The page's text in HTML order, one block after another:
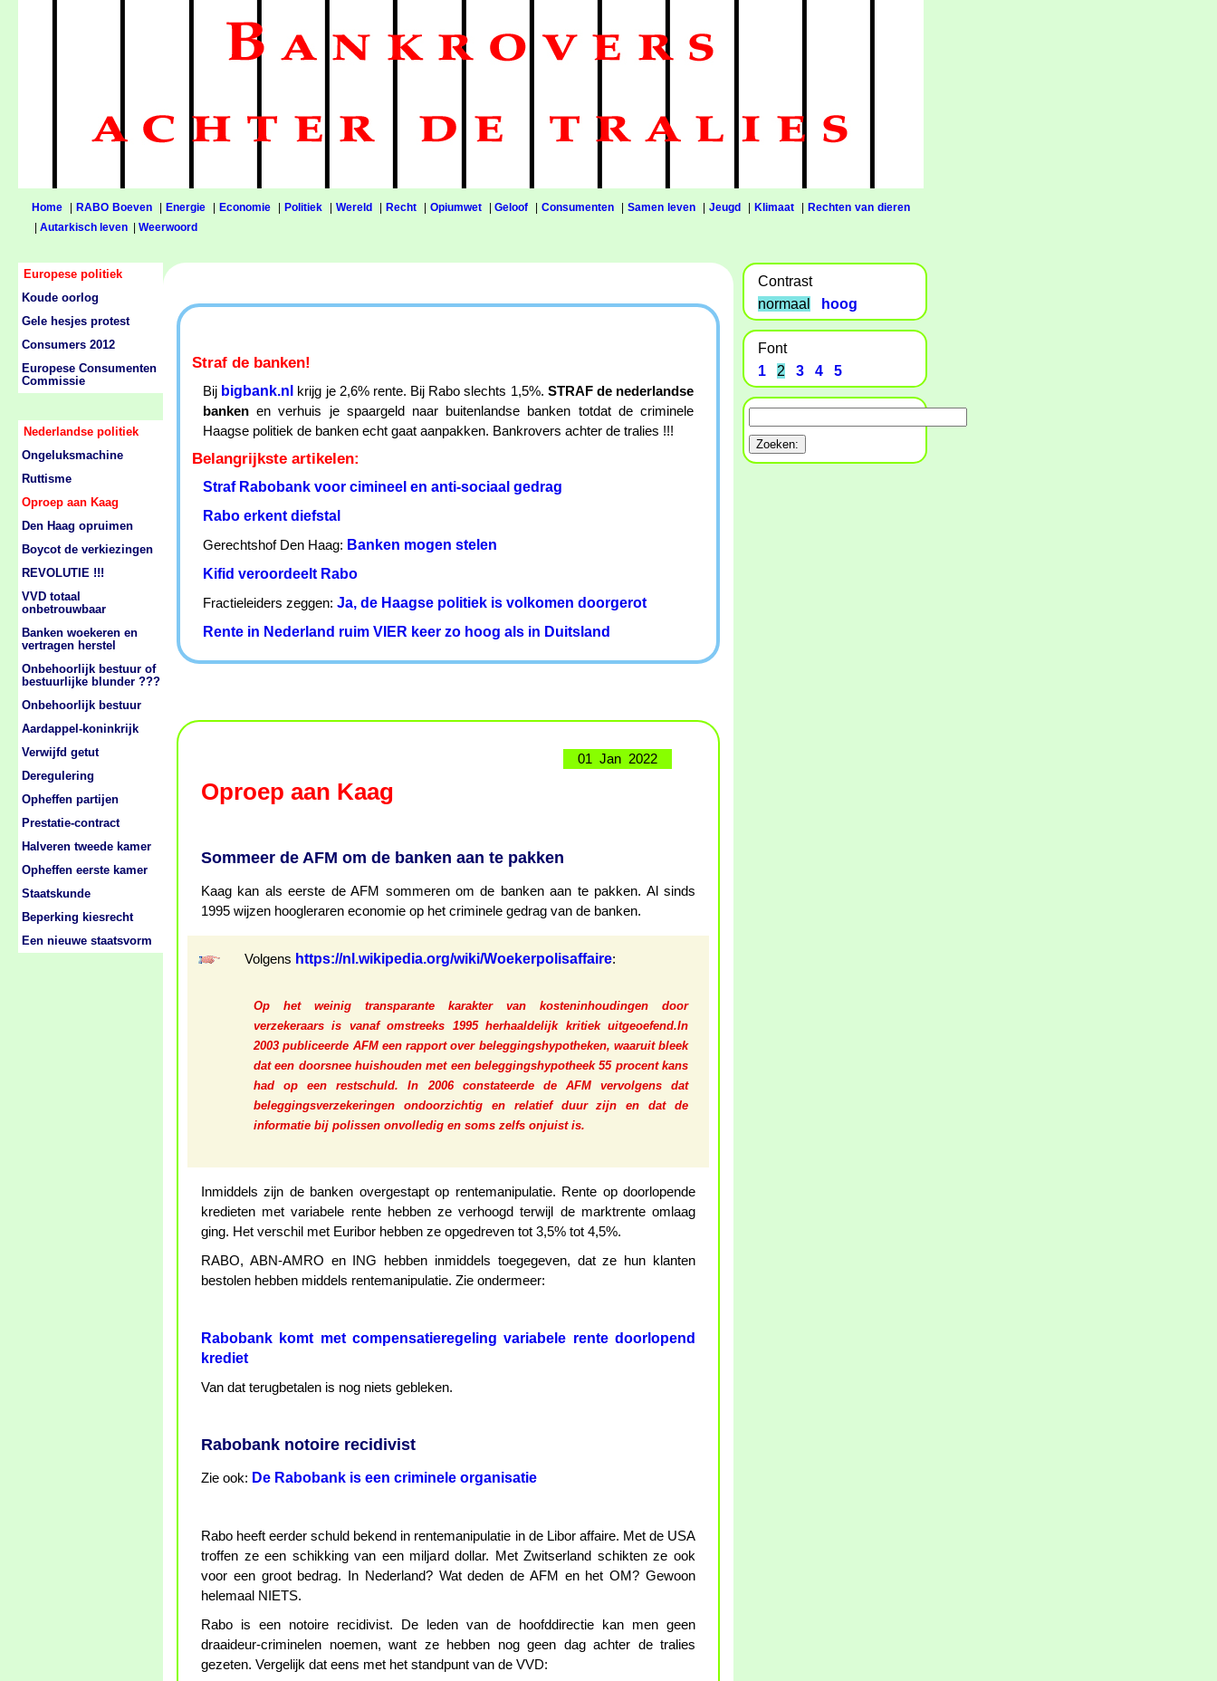
Home RABO Boeven| Energie| Economie| Politiek| Wereld Recht| Opiumwet|Geloof |Consumenten |Samen leven |Jeugd Klimaat
Rechten van dieren
Autarkisch leven Weerwoord
Straf de banken!
Bij bigbank.nl krijg je 2,6% rente. Bij Rabo slechts 1,5%. STRAF de nederlandse
banken en verhuis je spaargeld naar buitenlandse banken totdat de criminele
Haagse politiek de banken echt gaat aanpakken. Bankrovers achter de tralies !!!
Belangrijkste artikelen:
Straf Rabobank voor cimineel en anti-sociaal gedrag
Rabo erkent diefstal
Gerechtshof Den Haag: Banken mogen stelen
Kifid veroordeelt Rabo
Fractieleiders zeggen: Ja, de Haagse politiek is volkomen doorgerot
Rente in Nederland ruim VIER keer zo hoog als in Duitsland
01 Jan 2022
Oproep aan Kaag
Sommeer de AFM om de banken aan te pakken
Kaag kan als eerste de AFM sommeren om de banken aan te pakken. Al sinds
1995 wijzen hoogleraren economie op het criminele gedrag van de banken.
Volgens https://nl.wikipedia.org/wiki/Woekerpolisaffaire:
Op het weinig transparante karakter van kosteninhoudingen door
verzekeraars is vanaf omstreeks 1995 herhaaldelijk kritiek uitgeoefend.In
2003 publiceerde AFM een rapport over beleggingshypotheken, waaruit bleek
dat een doorsnee huishouden met een beleggingshypotheek 55 procent kans
had op een restschuld. In 2006 constateerde de AFM vervolgens dat
beleggingsverzekeringen ondoorzichtig en relatief duur zijn en dat de
informatie bij polissen onvolledig en soms zelfs onjuist is.
Inmiddels zijn de banken overgestapt op rentemanipulatie. Rente op doorlopende
kredieten met variabele rente hebben ze verhoogd terwijl de marktrente omlaag
ging. Het verschil met Euribor hebben ze opgedreven tot 3,5% tot 4,5%.
RABO, ABN-AMRO en ING hebben inmiddels toegegeven, dat ze hun klanten
bestolen hebben middels rentemanipulatie. Zie ondermeer:
Rabobank komt met compensatieregeling variabele rente doorlopend
krediet
Van dat terugbetalen is nog niets gebleken.
Rabobank notoire recidivist
Zie ook: De Rabobank is een criminele organisatie
Rabo heeft eerder schuld bekend in rentemanipulatie in de Libor affaire. Met de USA
troffen ze een schikking van een miljard dollar. Met Zwitserland schikten ze ook
voor een groot bedrag. In Nederland? Wat deden de AFM en het OM? Gewoon
helemaal NIETS.
Rabo is een notoire recidivist. De leden van de hoofddirectie kan men geen
draaideur-criminelen noemen, want ze hebben nog geen dag achter de tralies
gezeten. Vergelijk dat eens met het standpunt van de VVD:
Europese politiek
Koude oorlog
Gele hesjes protest
Consumers 2012
Europese Consumenten
Commissie
Nederlandse politiek
Ongeluksmachine
Ruttisme
Oproep aan Kaag
Den Haag opruimen
Boycot de verkiezingen
REVOLUTIE !!!
VVD totaal
onbetrouwbaar
Banken woekeren en
vertragen herstel
Onbehoorlijk bestuur of
bestuurlijke blunder ???
Onbehoorlijk bestuur
Aardappel-koninkrijk
Verwijfd getut
Deregulering
Opheffen partijen
Prestatie-contract
Halveren tweede kamer
Opheffen eerste kamer
Staatskunde
Beperking kiesrecht
Een nieuwe staatsvorm
Contrast
normaal
hoog
Font
1
2 3 4 5